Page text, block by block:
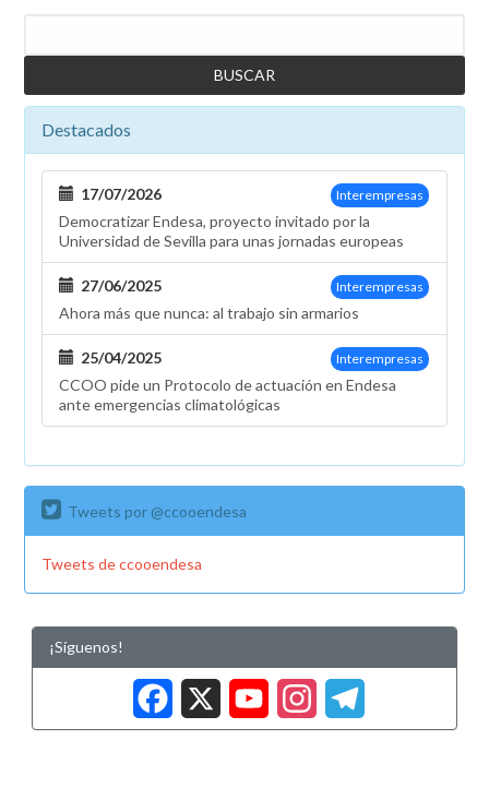
Destacados
Interempresas
17/07/2026
Democratizar Endesa, proyecto invitado por la
Universidad de Sevilla para unas jornadas europeas
Interempresas
27/06/2025
Ahora más que nunca: al trabajo sin armarios
Interempresas
25/04/2025
CCOO pide un Protocolo de actuación en Endesa
ante emergencias climatológicas
Tweets por @ccooendesa
Tweets de ccooendesa
¡Síguenos!
Facebook
X